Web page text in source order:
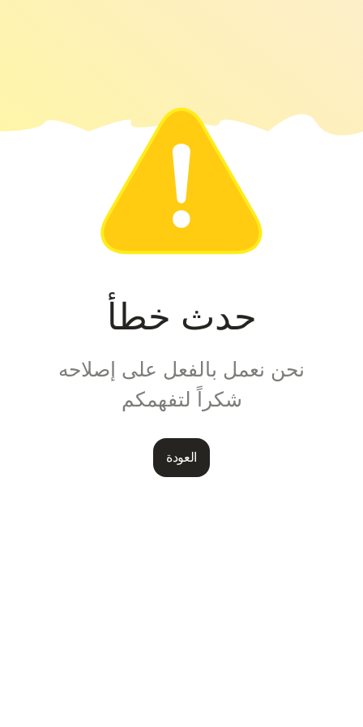
حدث خطأ
نحن نعمل بالفعل على إصلاحه
شكراً لتفهمكم
العودة